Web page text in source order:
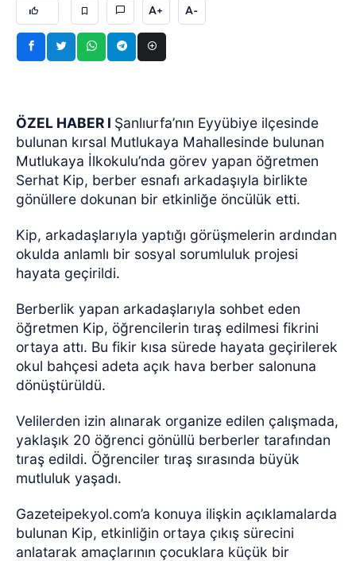
A+ A-
ÖZEL HABER I Şanlıurfa’nın Eyyübiye ilçesinde
bulunan kırsal Mutlukaya Mahallesinde bulunan
Mutlukaya İlkokulu’nda görev yapan öğretmen
Serhat Kip, berber esnafı arkadaşıyla birlikte
gönüllere dokunan bir etkinliğe öncülük etti.
Kip, arkadaşlarıyla yaptığı görüşmelerin ardından
okulda anlamlı bir sosyal sorumluluk projesi
hayata geçirildi.
Berberlik yapan arkadaşlarıyla sohbet eden
öğretmen Kip, öğrencilerin tıraş edilmesi fikrini
ortaya attı. Bu fikir kısa sürede hayata geçirilerek
okul bahçesi adeta açık hava berber salonuna
dönüştürüldü.
Velilerden izin alınarak organize edilen çalışmada,
yaklaşık 20 öğrenci gönüllü berberler tarafından
tıraş edildi. Öğrenciler tıraş sırasında büyük
mutluluk yaşadı.
Gazeteipekyol.com’a konuya ilişkin açıklamalarda
bulunan Kip, etkinliğin ortaya çıkış sürecini
anlatarak amaçlarının çocuklara küçük bir